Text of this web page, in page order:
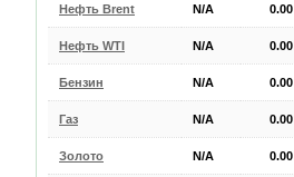
Нефть Brent N/A 0.00
Нефть WTI N/A 0.00
Бензин N/A 0.00
Газ N/A 0.00
Золото N/A 0.00